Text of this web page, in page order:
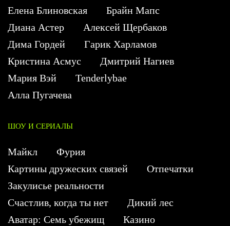
Елена Блиновская
Брайн Мапс
Диана Астер
Алексей Щербаков
Дима Гордей
Гарик Харламов
Кристина Асмус
Дмитрий Нагиев
Мария Вэй
Tenderlybae
Алла Пугачева
ШОУ И СЕРИАЛЫ
Майкл
Фурия
Картины дружеских связей
Отпечатки
Закулисье реальности
Счастлив, когда ты нет
Дикий лес
Аватар: Семь убежищ
Казино